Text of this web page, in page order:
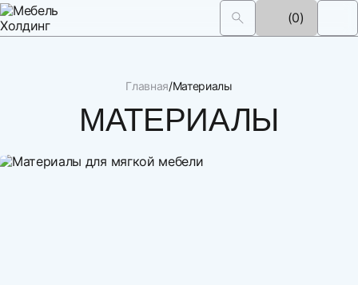
(0)
Главная Материалы
МАТЕРИАЛЫ